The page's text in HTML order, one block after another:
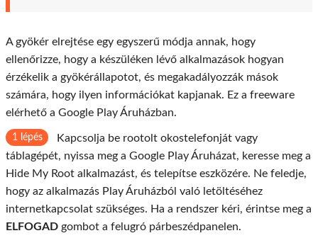
A gyökér elrejtése egy egyszerű módja annak, hogy
ellenőrizze, hogy a készüléken lévő alkalmazások hogyan
érzékelik a gyökérállapotot, és megakadályozzák mások
számára, hogy ilyen információkat kapjanak. Ez a freeware
elérhető a Google Play Áruházban.
1 lépés
Kapcsolja be rootolt okostelefonját vagy
táblagépét, nyissa meg a Google Play Áruházat, keresse meg a
Hide My Root alkalmazást, és telepítse eszközére. Ne feledje,
hogy az alkalmazás Play Áruházból való letöltéséhez
internetkapcsolat szükséges. Ha a rendszer kéri, érintse meg a
ELFOGAD gombot a felugró párbeszédpanelen.